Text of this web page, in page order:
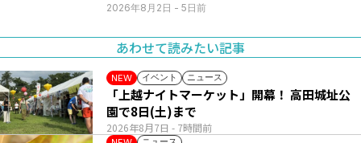
2026年8月2日 - 5日前
あわせて読みたい記事
NEW イベント ニュース
2026年8月7日 - 7時間前
「上越ナイトマーケット」開幕！ 高田城址公
園で8日(土)まで